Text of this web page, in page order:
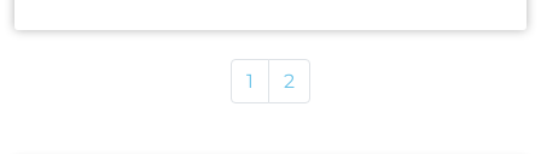
Page
1 Page
2